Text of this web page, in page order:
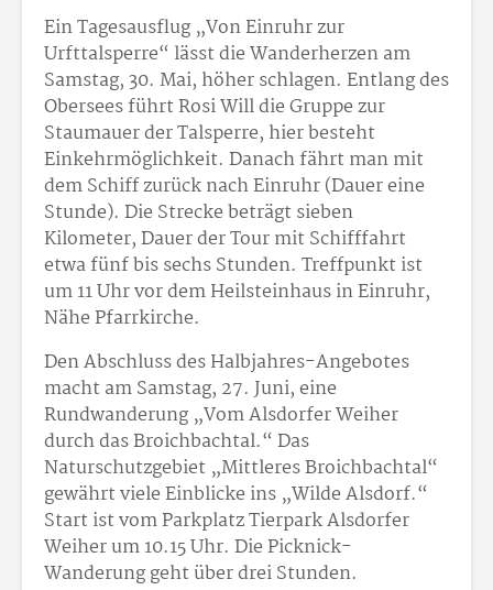
Ein Tagesausflug „Von Einruhr zur
Urfttalsperre“ lässt die Wanderherzen am
Samstag, 30. Mai, höher schlagen. Entlang des
Obersees führt Rosi Will die Gruppe zur
Staumauer der Talsperre, hier besteht
Einkehrmöglichkeit. Danach fährt man mit
dem Schiff zurück nach Einruhr (Dauer eine
Stunde). Die Strecke beträgt sieben
Kilometer, Dauer der Tour mit Schifffahrt
etwa fünf bis sechs Stunden. Treffpunkt ist
um 11 Uhr vor dem Heilsteinhaus in Einruhr,
Nähe Pfarrkirche.
Den Abschluss des Halbjahres-Angebotes
macht am Samstag, 27. Juni, eine
Rundwanderung „Vom Alsdorfer Weiher
durch das Broichbachtal.“ Das
Naturschutzgebiet „Mittleres Broichbachtal“
gewährt viele Einblicke ins „Wilde Alsdorf.“
Start ist vom Parkplatz Tierpark Alsdorfer
Weiher um 10.15 Uhr. Die Picknick-
Wanderung geht über drei Stunden.